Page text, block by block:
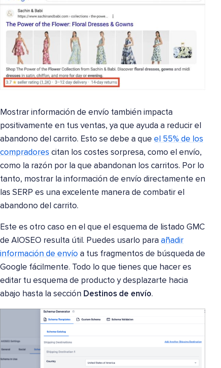
Mostrar información de envío también impacta
positivamente en tus ventas, ya que ayuda a reducir el
abandono del carrito. Esto se debe a que el 55% de los
compradores citan los costes sorpresa, como el envío,
como la razón por la que abandonan los carritos. Por lo
tanto, mostrar la información de envío directamente en
las SERP es una excelente manera de combatir el
abandono del carrito.
Este es otro caso en el que el esquema de listado GMC
de AIOSEO resulta útil. Puedes usarlo para añadir
información de envío a tus fragmentos de búsqueda de
Google fácilmente. Todo lo que tienes que hacer es
editar tu esquema de producto y desplazarte hacia
abajo hasta la sección Destinos de envío.